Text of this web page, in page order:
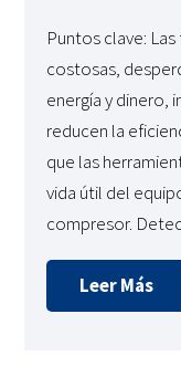
Puntos clave:
costosas,
energía y dinero,
reducen la
que las
vida útil del
compresor.
Leer Más